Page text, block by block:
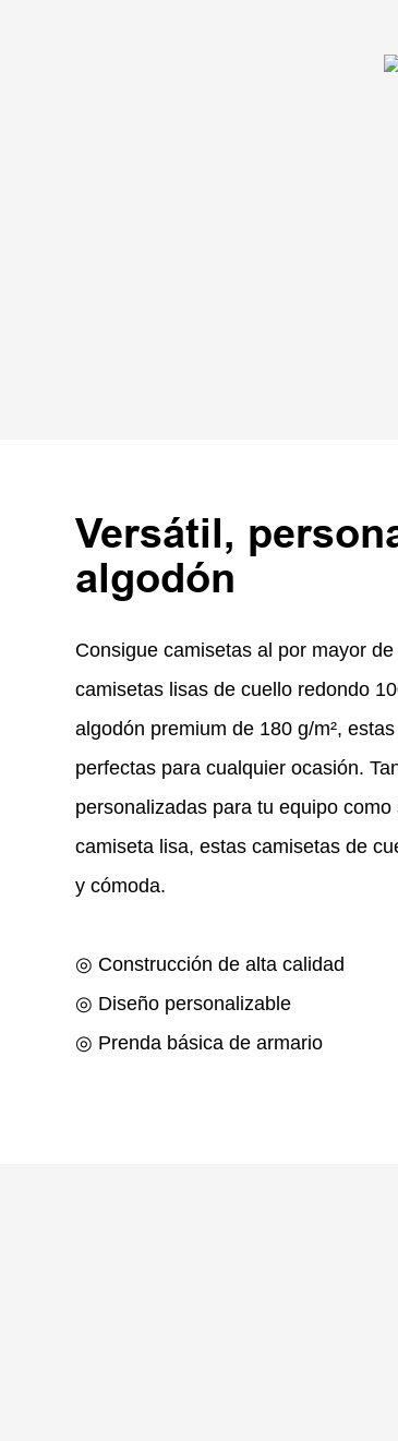
Versátil,
algodón
Consigue camisetas al por mayor
camisetas lisas de cuello redondo
algodón premium de 180 g/m²,
perfectas para cualquier ocasión.
personalizadas para tu equipo
camiseta lisa, estas camisetas de
y cómoda.
◎ Construcción de alta calidad
◎ Diseño personalizable
◎ Prenda básica de armario